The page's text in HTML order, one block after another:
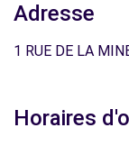
Adresse
1 RUE DE LA
Horaires